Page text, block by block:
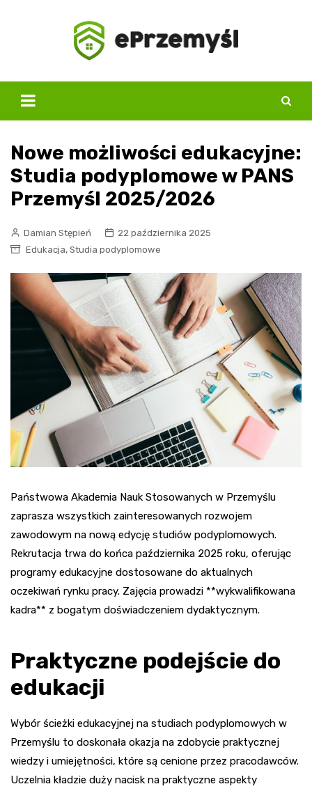
Nowe możliwości edukacyjne:
Studia podyplomowe w PANS
Przemyśl 2025/2026
Damian Stępień
22 października 2025
Edukacja, Studia podyplomowe
Państwowa Akademia Nauk Stosowanych w Przemyślu
zaprasza wszystkich zainteresowanych rozwojem
zawodowym na nową edycję studiów podyplomowych.
Rekrutacja trwa do końca października 2025 roku, oferując
programy edukacyjne dostosowane do aktualnych
oczekiwań rynku pracy. Zajęcia prowadzi **wykwalifikowana
kadra** z bogatym doświadczeniem dydaktycznym.
Praktyczne podejście do
edukacji
Wybór ścieżki edukacyjnej na studiach podyplomowych w
Przemyślu to doskonała okazja na zdobycie praktycznej
wiedzy i umiejętności, które są cenione przez pracodawców.
Uczelnia kładzie duży nacisk na praktyczne aspekty